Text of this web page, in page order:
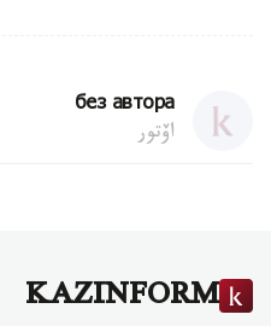
без автора
اۆتور
KAZINFORM